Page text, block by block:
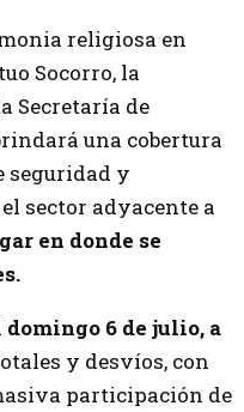
religiosa en
Socorro, la
Secretaría de
una cobertura
seguridad y
sector adyacente a
en donde se
domingo 6 de julio, a
y desvíos, con
participación de